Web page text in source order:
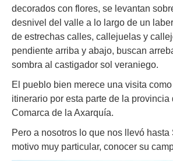
decorados con flores, se levantan
desnivel del valle a lo largo de un
de estrechas calles, callejuelas y
pendiente arriba y abajo, buscan
sombra al castigador sol veraniego.
El pueblo bien merece una visita
itinerario por esta parte de la provincia
Comarca de la Axarquía.
Pero a nosotros lo que nos llevó hasta
motivo muy particular, conocer su